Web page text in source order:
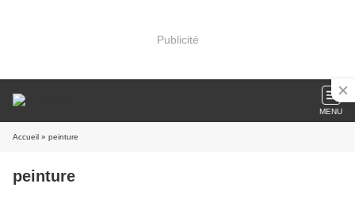
Publicité
MENU
Accueil » peinture
peinture